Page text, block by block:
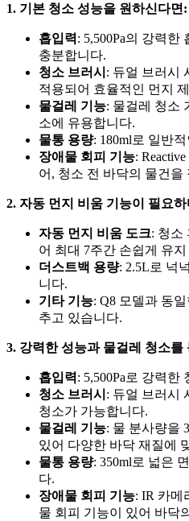
1. 기본 청소 성능을 원하신다면:
흡입력: 5,500Pa의 강력한
충분합니다.
청소 브러시 : 듀얼 브러시
적용되어 효율적인 먼지
물걸레 기능: 물걸레 청소
소에 유용합니다.
물통 용량: 180ml로 일반
장애물 회피 기능:
어, 청소 전 바닥의 물건을
2. 자동 먼지 비움 기능이 필요
자동 먼지 비움 도크: 청소
어 최대 7주간 손쉽게 유
더스트백 용량: 2.5L로 넉
니다.
기타 기능: Q8 모델과 동
추고 있습니다.
3. 강력한 성능과 물걸레 청소
흡입력: 5,500Pa로 강력한
청소 브러시 : 듀얼 브러시
청소가 가능합니다.
물걸레 기능: 물 분사량을
있어 다양한 바닥 재질에
물통 용량: 350ml로 넓은
다.
장애물 회피 기능: IR 카메
물 회피 기능이 있어 바닥